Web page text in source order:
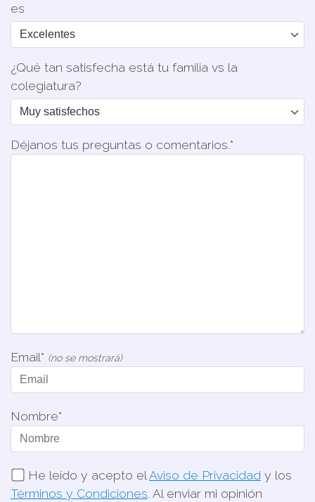
es
¿Qué tan satisfecha está tu familia vs la
colegiatura?
Déjanos tus preguntas o comentarios.*
Email* (no se mostrará)
Nombre*
He leído y acepto el Aviso de Privacidad y los
Términos y Condiciones. Al enviar mi opinión